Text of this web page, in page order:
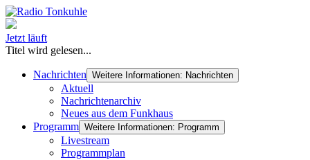
Jetzt läuft
Titel wird gelesen...
Nachrichten Weitere Informationen: Nachrichten
Aktuell
Nachrichtenarchiv
Neues aus dem Funkhaus
Programm Weitere Informationen: Programm
Livestream
Programmplan